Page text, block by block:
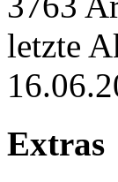
letzte
Extras